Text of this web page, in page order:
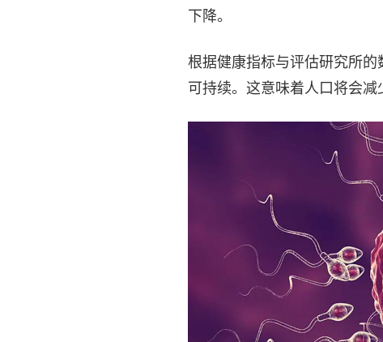
下降。
根据健康指标与评估研究所
可持续。这意味着人口将会减